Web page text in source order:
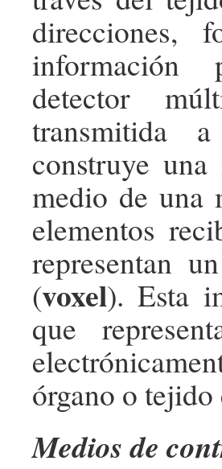
direcciones,
información
detector
transmitida
construye
medio de una
elementos
representan
(voxel). Esta
que
órgano o tejido
Medios de